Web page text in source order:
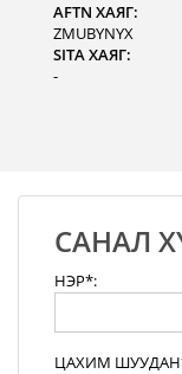
AFTN ХАЯГ:
ZMUBYNYX
SITA ХАЯГ:
-
САНАЛ
НЭР*:
ЦАХИМ